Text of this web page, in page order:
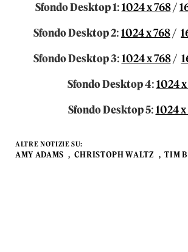
Sfondo Desktop 1:1024 x 768/
Sfondo Desktop 2:1024 x 768/
Sfondo Desktop 3:1024 x 768/
Sfondo Desktop 4:1024
Sfondo Desktop 5:1024
ALTRE NOTIZIE SU:
AMY ADAMS CHRISTOPH WALTZ TIM